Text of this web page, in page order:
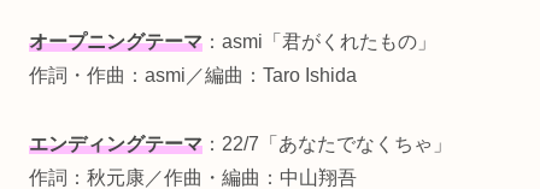
オープニングテーマ ：asmi「君がくれたもの」
作詞・作曲：asmi／編曲：Taro Ishida
エンディングテーマ ：22/7「あなたでなくちゃ」
作詞：秋元康／作曲・編曲：中山翔吾